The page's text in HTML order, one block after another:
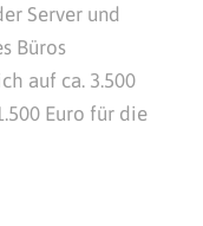
Server und
Büros
auf ca. 3.500
Euro für die